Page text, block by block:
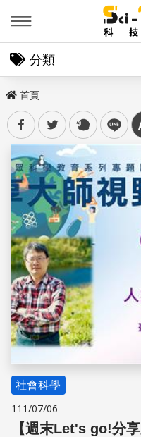
分類
首頁
facebooktwitter plurk line
社會科學
111/07/06
【週末Let's go!分